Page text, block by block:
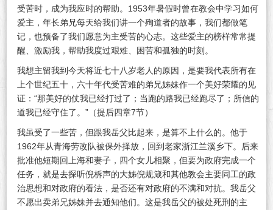
受苦时，成为我应时的帮助。1953年暑假时曾在教会中学习如何
爱主，年长弟兄每天给我们讲一个殉道者的故事，我们都做笔
记，也预备了我们愿意为主受苦的心志。这些爱主的榜样常常提
醒、激励我，帮助我度过艰难、困苦和孤独的时刻。
我想主留我到今天将近七十八岁老人的原因，是要我代表所有在
上个世纪五十，六十年代受苦难的弟兄姊妹作一个美好荣耀的见
证：“那美好的仗我已经打过了；当跑的路我已经跑尽了；所信的
道我已经守住了。”（提后四章7节）
我虽受了一些苦，但跟我岳父比起来，是算不上什么的。他于
1962年从青海劳改队被保外择放，回到老家浙江兰溪乡下。后来
批准他短期回上海和妻子，四个女儿相聚，但要为政府完成一个
任务，就是去探听倪柝声的大姊倪规箴和其他教会主要同工的政
治思想和对政府的看法，是否还有对政府的不满和对抗。我岳父
不愿出卖弟兄姊妹并去通知他们。这是我岳父的被处死刑的主